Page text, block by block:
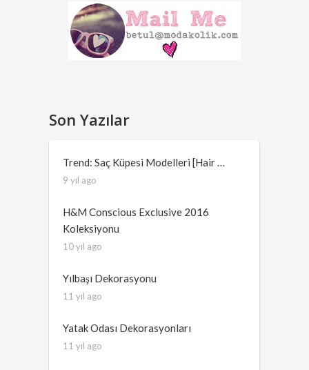
Son Yazılar
Trend: Saç Küpesi Modelleri [Hair …
9 yıl ago
H&M Conscious Exclusive 2016
Koleksiyonu
10 yıl ago
Yılbaşı Dekorasyonu
11 yıl ago
Yatak Odası Dekorasyonları
11 yıl ago